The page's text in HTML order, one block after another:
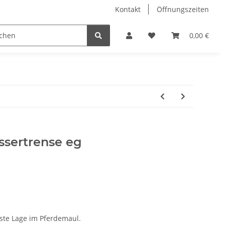
Kontakt Öffnungszeiten
0,00 €
Hobby Horse Dienstleistungen Geschenkartikel &
eg
Lage im Pferdemaul.